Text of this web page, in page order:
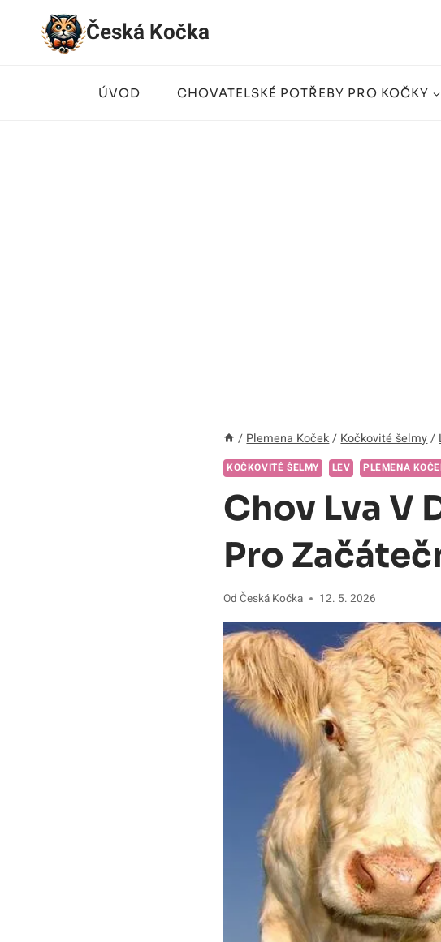
Přeskočit
Česká Kočka
ÚVOD CHOVATELSKÉ POTŘEBY PRO KOČKY
/ Plemena Koček / Kočkovité šelmy /
KOČKOVITÉ ŠELMY LEV PLEMENA
Chov Lva V
Pro
Od Česká Kočka 12. 5. 2026